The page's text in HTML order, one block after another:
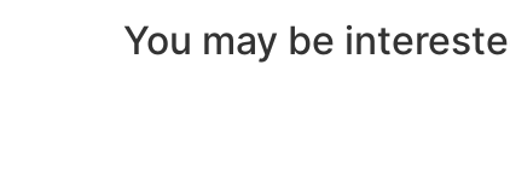
You may be